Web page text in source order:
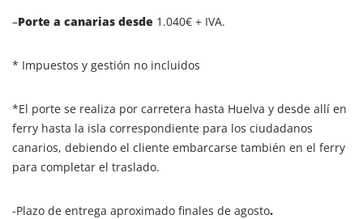
–Porte a canarias desde 1.040€ + IVA.
* Impuestos y gestión no incluidos
*El porte se realiza por carretera hasta Huelva y desde allí en
ferry hasta la isla correspondiente para los ciudadanos
canarios, debiendo el cliente embarcarse también en el ferry
para completar el traslado.
-Plazo de entrega aproximado finales de agosto.